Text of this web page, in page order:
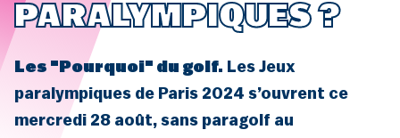
PARALYMPIQUES ?
Les "Pourquoi" du golf. Les Jeux
paralympiques de Paris 2024 s’ouvrent ce
mercredi 28 août, sans paragolf au